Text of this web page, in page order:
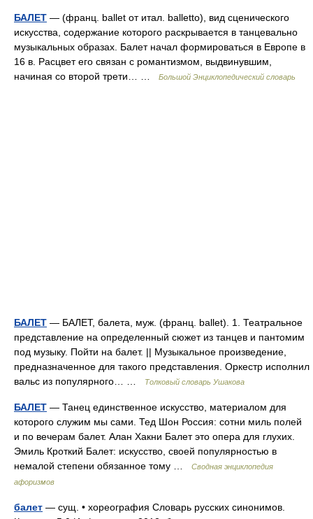
БАЛЕТ — (франц. ballet от итал. balletto), вид сценического
искусства, содержание которого раскрывается в танцевально
музыкальных образах. Балет начал формироваться в Европе в
16 в. Расцвет его связан с романтизмом, выдвинувшим,
начиная со второй трети… …
Большой Энциклопедический словарь
БАЛЕТ — БАЛЕТ, балета, муж. (франц. ballet). 1. Театральное
представление на определенный сюжет из танцев и пантомим
под музыку. Пойти на балет. || Музыкальное произведение,
предназначенное для такого представления. Оркестр исполнил
вальс из популярного… …
Толковый словарь Ушакова
БАЛЕТ — Танец единственное искусство, материалом для
которого служим мы сами. Тед Шон Россия: сотни миль полей
и по вечерам балет. Алан Хакни Балет это опера для глухих.
Эмиль Кроткий Балет: искусство, своей популярностью в
немалой степени обязанное тому …
Сводная энциклопедия
афоризмов
балет — сущ. • хореография Словарь русских синонимов.